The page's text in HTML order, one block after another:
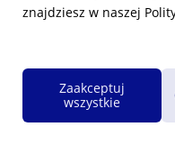
temu aspektowi.
znajdziesz w naszej
Zaakceptuj
wszystkie